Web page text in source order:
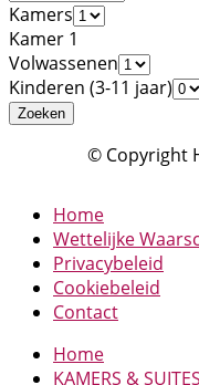
Kamers
Kamer 1
Volwassenen
Kinderen (3-11 jaar)
© Copyright
Home
Wettelijke
Privacybeleid
Cookiebeleid
Contact
Home
KAMERS & SUITES